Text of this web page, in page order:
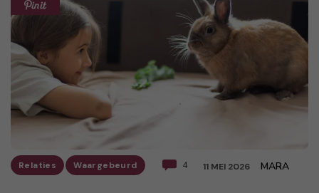
Relaties Waargebeurd 4 11 MEI 2026 MARA